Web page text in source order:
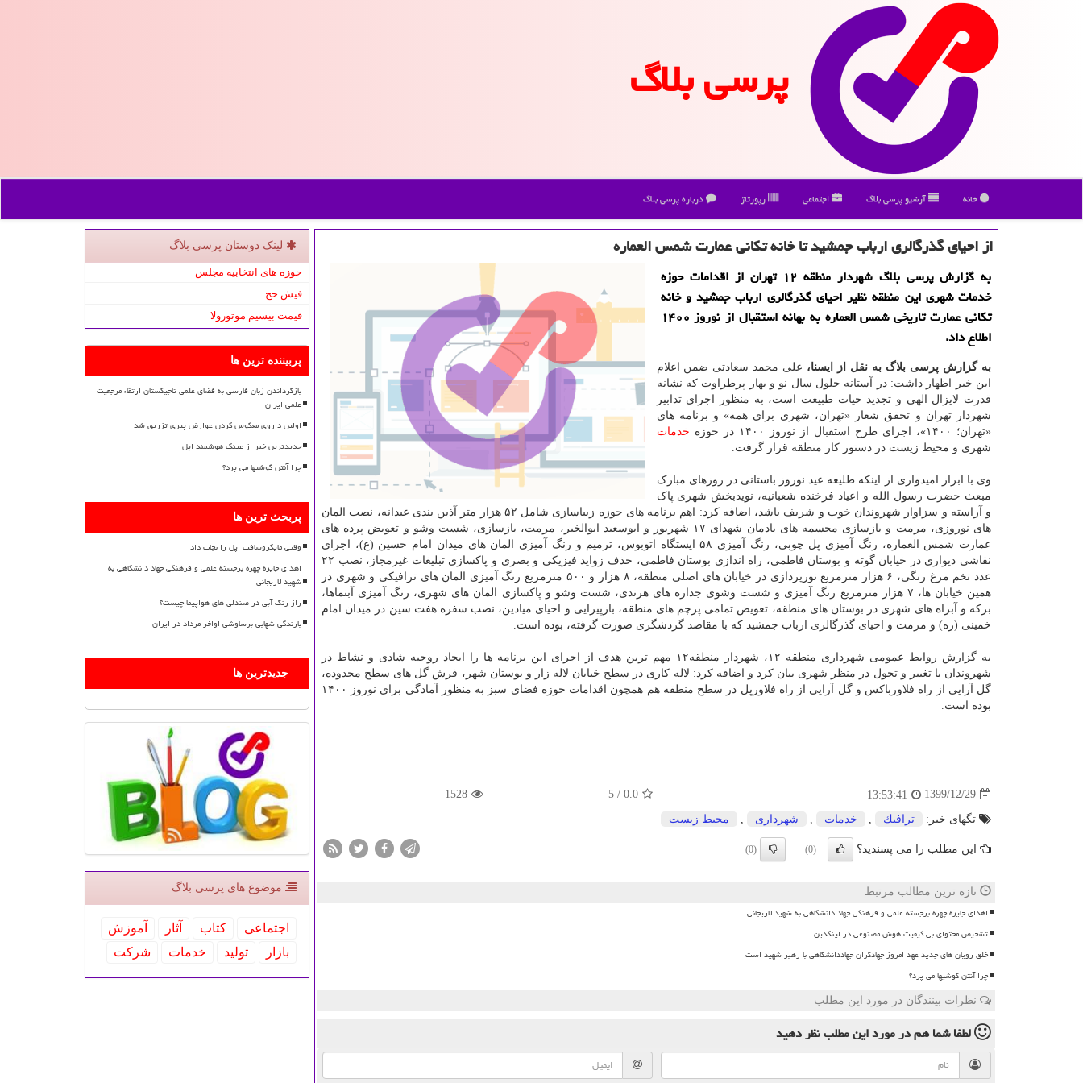
پرسی بلاگ
خانه آرشیو پرسی بلاگ اجتماعی رپورتاژ درباره پرسی بلاگ
از احیای گذرگالری ارباب جمشید تا خانه تكانی عمارت شمس العماره
به گزارش پرسی بلاگ شهردار منطقه ۱۲ تهران از اقدامات حوزه
خدمات شهری این منطقه نظیر احیای گذرگالری ارباب جمشید و خانه
تکانی عمارت تاریخی شمس العماره به بهانه استقبال از نوروز ۱۴۰۰
اطلاع داد.
به گزارش پرسی بلاگ به نقل از ایسنا، علی محمد سعادتی ضمن اعلام
این خبر اظهار داشت: در آستانه حلول سال نو و بهار پرطراوت که نشانه
قدرت لایزال الهی و تجدید حیات طبیعت است، به منظور اجرای تدابیر
شهردار تهران و تحقق شعار «تهران، شهری برای همه» و برنامه های
«تهران؛ ۱۴۰۰»، اجرای طرح استقبال از نوروز ۱۴۰۰ در حوزه
خدمات
شهری و محیط زیست در دستور کار منطقه قرار گرفت.
وی با ابراز امیدواری از اینکه طلیعه عید نوروز باستانی در روزهای مبارک
مبعث حضرت رسول الله و اعیاد فرخنده شعبانیه، نویدبخش شهری پاک
و آراسته و سزاوار شهروندان خوب و شریف باشد، اضافه کرد: اهم برنامه های حوزه زیباسازی شامل ۵۲ هزار متر آذین بندی عیدانه، نصب المان
های نوروزی، مرمت و بازسازی مجسمه های یادمان شهدای ۱۷ شهریور و ابوسعید ابوالخیر، مرمت، بازسازی، شست وشو و تعویض پرده های
عمارت شمس العماره، رنگ آمیزی پل چوبی، رنگ آمیزی ۵۸ ایستگاه اتوبوس، ترمیم و رنگ آمیزی المان های میدان امام حسین (ع)، اجرای
نقاشی دیواری در خیابان گوته و بوستان فاطمی، راه اندازی بوستان فاطمی، حذف زواید فیزیکی و بصری و پاکسازی تبلیغات غیرمجاز، نصب ۲۲
عدد تخم مرغ رنگی، ۶ هزار مترمربع نورپردازی در خیابان های اصلی منطقه، ۸ هزار و ۵۰۰ مترمربع رنگ آمیزی المان های ترافیکی و شهری در
همین خیابان ها، ۷ هزار مترمربع رنگ آمیزی و شست وشوی جداره های هرندی، شست وشو و پاکسازی المان های شهری، رنگ آمیزی آبنماها،
برکه و آبراه های شهری در بوستان های منطقه، تعویض تمامی پرچم های منطقه، بازپیرایی و احیای میادین، نصب سفره هفت سین در میدان امام
خمینی (ره) و مرمت و احیای گذرگالری ارباب جمشید که با مقاصد گردشگری صورت گرفته، بوده است.
به گزارش روابط عمومی شهرداری منطقه ۱۲، شهردار منطقه۱۲ مهم ترین هدف از اجرای این برنامه ها را ایجاد روحیه شادی و نشاط در
شهروندان با تغییر و تحول در منظر شهری بیان کرد و اضافه کرد: لاله کاری در سطح خیابان لاله زار و بوستان شهر، فرش گل های سطح محدوده،
گل آرایی از راه فلاورباکس و گل آرایی از راه فلاورپل در سطح منطقه هم همچون اقدامات حوزه فضای سبز به منظور آمادگی برای نوروز ۱۴۰۰
بوده است.
1399/12/29
13:53:41
0.0
/ 5
1528
تگهای خبر: ترافیك خدمات شهرداری محیط زیست
این مطلب را می پسندید؟ (0)
(0)
تازه ترین مطالب مرتبط
اهدای جایزه چهره برجسته علمی و فرهنگی جهاد دانشگاهی به شهید لاریجانی
تشخیص محتوای بی کیفیت هوش مصنوعی در لینکدین
خلق رویان های جدید عهد امروز جهادگران جهاددانشگاهی با رهبر شهید است
چرا آنتن گوشیها می پرد؟
نظرات بینندگان در مورد این مطلب
لطفا شما همدر مورد این مطلبنظر دهید
لینک دوستان پرسی بلاگ
حوزه های انتخابیه مجلس
فیش حج
قیمت بیسیم موتورولا
پربیننده ترین ها
بازگرداندن زبان فارسی به فضای علمی تاجیکستان ارتقاء مرجعیت
علمی ایران
اولین داروی معکوس کردن عوارض پیری تزریق شد
جدیدترین خبر از عینک هوشمند اپل
چرا آنتن گوشیها می پرد؟
پربحث ترین ها
وقتی مایکروسافت اپل را نجات داد
اهدای جایزه چهره برجسته علمی و فرهنگی جهاد دانشگاهی به
شهید لاریجانی
راز رنگ آبی در صندلی های هواپیما چیست؟
بارندگی شهابی برساوشی اواخر مرداد در ایران
جدیدترین ها
موضوع های پرسی بلاگ
اجتماعی كتاب آثار
آموزش
بازار
تولید خدمات شركت